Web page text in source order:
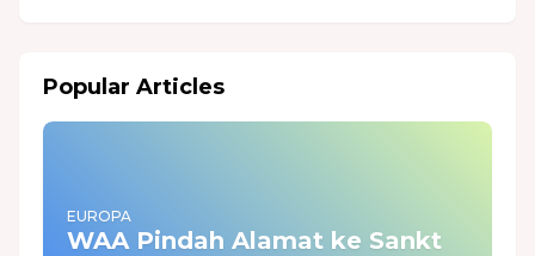
Popular Articles
EUROPA
WAA Pindah Alamat ke Sankt